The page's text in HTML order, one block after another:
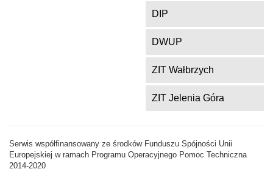
DIP
DWUP
ZIT Wałbrzych
ZIT Jelenia Góra
Serwis współfinansowany ze środków Funduszu Spójności Unii
Europejskiej w ramach Programu Operacyjnego Pomoc Techniczna
2014-2020